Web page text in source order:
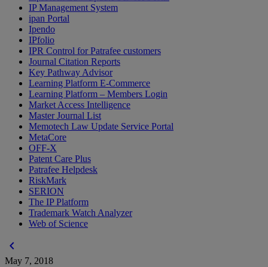
IP Management System
ipan Portal
Ipendo
IPfolio
IPR Control for Patrafee customers
Journal Citation Reports
Key Pathway Advisor
Learning Platform E-Commerce
Learning Platform – Members Login
Market Access Intelligence
Master Journal List
Memotech Law Update Service Portal
MetaCore
OFF-X
Patent Care Plus
Patrafee Helpdesk
RiskMark
SERION
The IP Platform
Trademark Watch Analyzer
Web of Science
chevron_left
May 7, 2018